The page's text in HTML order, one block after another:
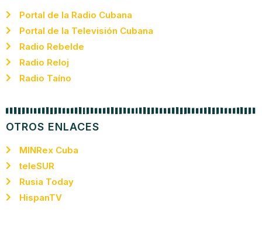
Portal de la Radio Cubana
Portal de la Televisión Cubana
Radio Rebelde
Radio Reloj
Radio Taíno
OTROS ENLACES
MINRex Cuba
teleSUR
Rusia Today
HispanTV